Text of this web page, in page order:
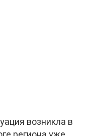
возникла в